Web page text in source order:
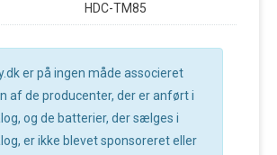
HDC-TM85
er på ingen måde associeret
af de producenter, der er anført i
og de batterier, der sælges i
er ikke blevet sponsoreret eller